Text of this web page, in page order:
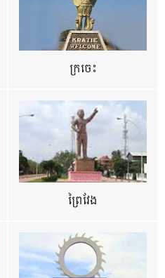
ក្រចេះ
ព្រៃវែង